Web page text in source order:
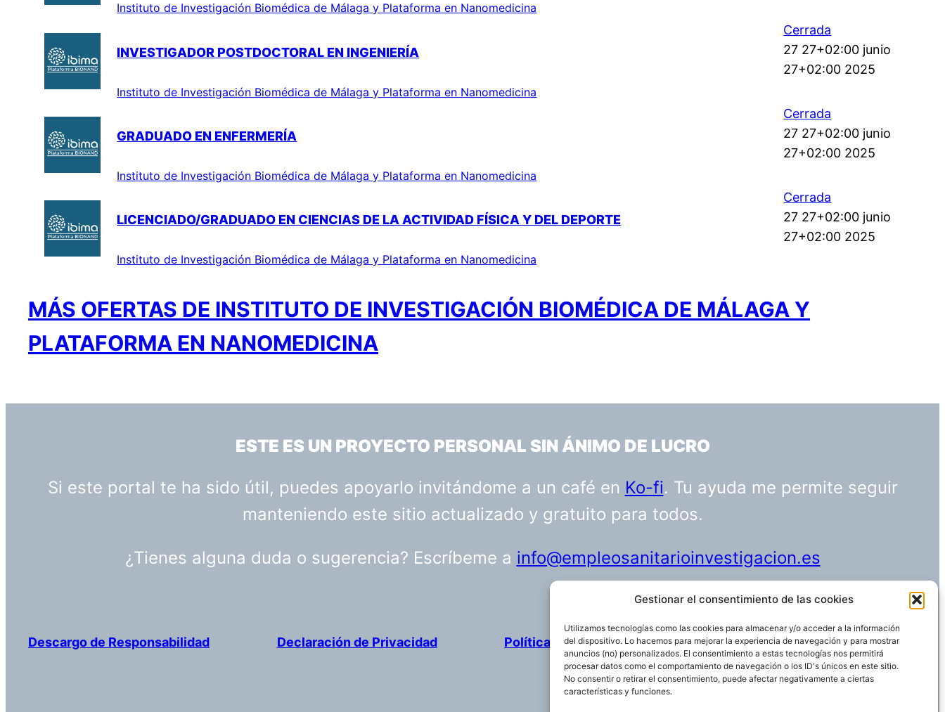
Gestionar el consentimiento de las cookies
Utilizamos tecnologías como las cookies para almacenar y/o acceder a la información
del dispositivo. Lo hacemos para mejorar la experiencia de navegación y para mostrar
anuncios (no) personalizados. El consentimiento a estas tecnologías nos permitirá
procesar datos como el comportamiento de navegación o los ID's únicos en este sitio.
No consentir o retirar el consentimiento, puede afectar negativamente a ciertas
características y funciones.
Instituto de Investigación Biomédica de Málaga y Plataforma en Nanomedicina
INVESTIGADOR POSTDOCTORAL EN INGENIERÍA
Instituto de Investigación Biomédica de Málaga y Plataforma en Nanomedicina
Cerrada
27 27+02:00 junio
27+02:00 2025
GRADUADO EN ENFERMERÍA
Instituto de Investigación Biomédica de Málaga y Plataforma en Nanomedicina
Cerrada
27 27+02:00 junio
27+02:00 2025
LICENCIADO/GRADUADO EN CIENCIAS DE LA ACTIVIDAD FÍSICA Y DEL DEPORTE
Instituto de Investigación Biomédica de Málaga y Plataforma en Nanomedicina
Cerrada
27 27+02:00 junio
27+02:00 2025
MÁS OFERTAS DE INSTITUTO DE INVESTIGACIÓN BIOMÉDICA DE MÁLAGA Y
PLATAFORMA EN NANOMEDICINA
ESTE ES UN PROYECTO PERSONAL SIN ÁNIMO DE LUCRO
Si este portal te ha sido útil, puedes apoyarlo invitándome a un café en Ko-fi. Tu ayuda me permite seguir
manteniendo este sitio actualizado y gratuito para todos.
¿Tienes alguna duda o sugerencia? Escríbeme a info@empleosanitarioinvestigacion.es
Descargo de Responsabilidad Declaración de Privacidad Política de cookies Funciona gracias aWordPress